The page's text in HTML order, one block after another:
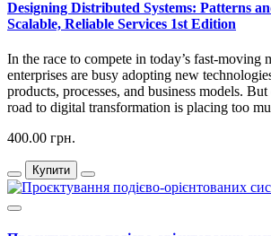
Designing Distributed Systems: Patterns
Scalable, Reliable Services 1st Edition
In the race to compete in today’s fast-moving
enterprises are busy adopting new
products, processes, and business models.
road to digital transformation is placing too
400.00 грн.
Купити